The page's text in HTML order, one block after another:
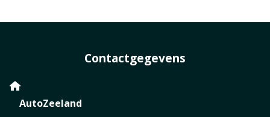
Contactgegevens
AutoZeeland